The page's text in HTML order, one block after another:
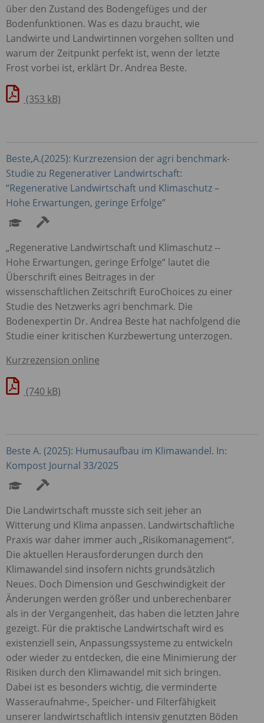
über den Zustand des Bodengefüges und der
Bodenfunktionen. Was es dazu braucht, wie
Landwirte und Landwirtinnen vorgehen sollten und
warum der Zeitpunkt perfekt ist, wenn der letzte
Frost vorbei ist, erklärt Dr. Andrea Beste.
(353 kB)
Beste,A.(2025): Kurzrezension der agri benchmark-
Studie zu Regenerativer Landwirtschaft:
“Regenerative Landwirtschaft und Klimaschutz –
Hohe Erwartungen, geringe Erfolge”
„Regenerative Landwirtschaft und Klimaschutz -­
Hohe Erwartungen, geringe Erfolge“ lautet die
Überschrift eines Beitrages in der
wissenschaftlichen Zeitschrift EuroChoices zu einer
Studie des Netzwerks agri benchmark. Die
Bodenexpertin Dr. Andrea Beste hat nachfolgend die
Studie einer kritischen Kurzbewertung unterzogen.
Kurzrezension online
(740 kB)
Beste A. (2025): Humusaufbau im Klimawandel. In:
Kompost Journal 33/2025
Die Landwirtschaft musste sich seit jeher an
Witterung und Klima anpassen. Landwirtschaftliche
Praxis war daher immer auch „Risikomanagement“.
Die aktuellen Herausforderungen durch den
Klimawandel sind insofern nichts grundsätzlich
Neues. Doch Dimension und Geschwindigkeit der
Änderungen werden größer und unberechenbarer
als in der Vergangenheit, das haben die letzten Jahre
gezeigt. Für die praktische Landwirtschaft wird es
existenziell sein, Anpassungssysteme zu entwickeln
oder wieder zu entdecken, die eine Minimierung der
Risiken durch den Klimawandel mit sich bringen.
Dabei ist es besonders wichtig, die verminderte
Wasseraufnahme-, Speicher- und Filterfähigkeit
unserer landwirtschaftlich intensiv genutzten Böden